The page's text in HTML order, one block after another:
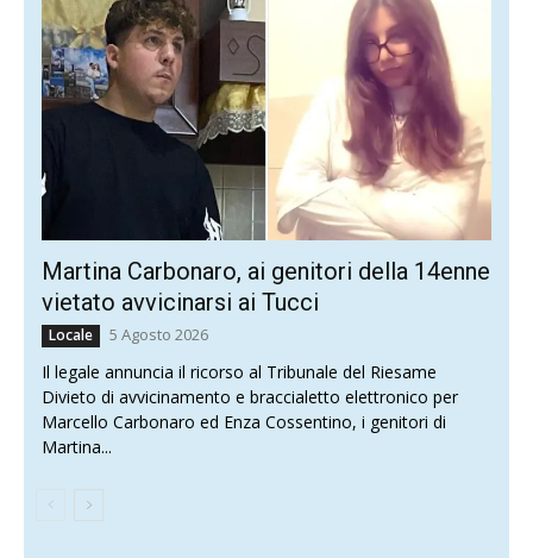
Martina Carbonaro, ai genitori della 14enne
vietato avvicinarsi ai Tucci
Locale 5 Agosto 2026
Il legale annuncia il ricorso al Tribunale del Riesame
Divieto di avvicinamento e braccialetto elettronico per
Marcello Carbonaro ed Enza Cossentino, i genitori di
Martina...